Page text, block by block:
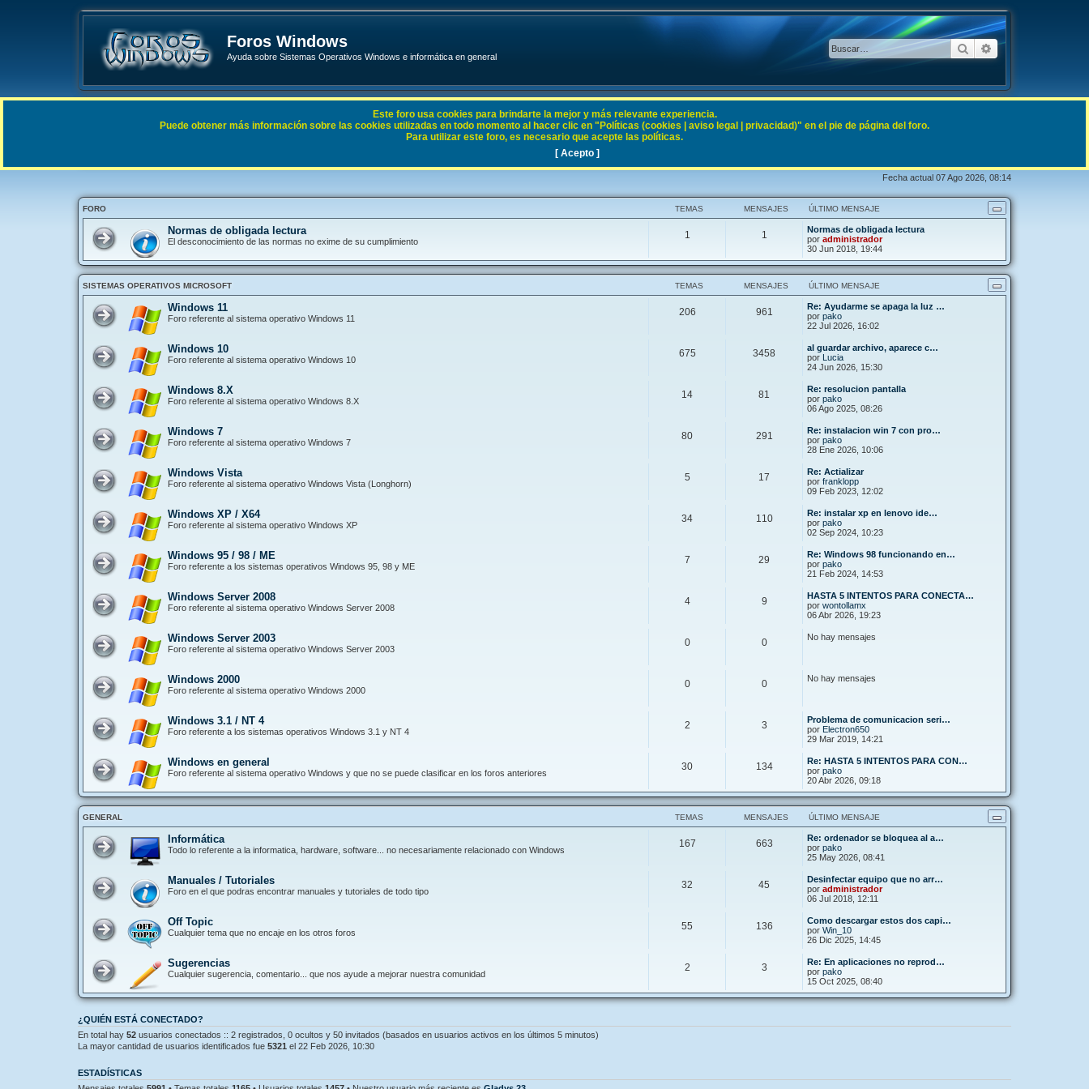
Foros Windows
Ayuda sobre Sistemas Operativos Windows e informática en general
BuscarBúsqueda
Enlaces rápidos FAQ
Fecha actual 07 Ago 2026, 08:14
FORO TEMAS MENSAJES ÚLTIMO MENSAJE
Normas de obligada lectura
El desconocimiento de las normas no exime de su cumplimiento
1 1
Normas de obligada lectura
por administrador
30 Jun 2018, 19:44
SISTEMAS OPERATIVOS MICROSOFT TEMAS MENSAJES ÚLTIMO MENSAJE
Windows 11
Foro referente al sistema operativo Windows 11
206 961
Re: Ayudarme se apaga la luz …
por pako
22 Jul 2026, 16:02
Windows 10
Foro referente al sistema operativo Windows 10
675 3458
al guardar archivo, aparece c…
por Lucia
24 Jun 2026, 15:30
Windows 8.X
Foro referente al sistema operativo Windows 8.X
14 81
Re: resolucion pantalla
por pako
06 Ago 2025, 08:26
Windows 7
Foro referente al sistema operativo Windows 7
80 291
Re: instalacion win 7 con pro…
por pako
28 Ene 2026, 10:06
Windows Vista
Foro referente al sistema operativo Windows Vista (Longhorn)
5 17
Re: Actializar
por franklopp
09 Feb 2023, 12:02
Windows XP / X64
Foro referente al sistema operativo Windows XP
34 110
Re: instalar xp en lenovo ide…
por pako
02 Sep 2024, 10:23
Windows 95 / 98 / ME
Foro referente a los sistemas operativos Windows 95, 98 y ME
7 29
Re: Windows 98 funcionando en…
por pako
21 Feb 2024, 14:53
Windows Server 2008
Foro referente al sistema operativo Windows Server 2008
4 9
HASTA 5 INTENTOS PARA CONECTA…
por wontollamx
06 Abr 2026, 19:23
Windows Server 2003
Foro referente al sistema operativo Windows Server 2003
0 0 No hay mensajes
Windows 2000
Foro referente al sistema operativo Windows 2000
0 0 No hay mensajes
Windows 3.1 / NT 4
Foro referente a los sistemas operativos Windows 3.1 y NT 4
2 3
Problema de comunicacion seri…
por Electron650
29 Mar 2019, 14:21
Windows en general
Foro referente al sistema operativo Windows y que no se puede clasificar en los foros anteriores
30 134
Re: HASTA 5 INTENTOS PARA CON…
por pako
20 Abr 2026, 09:18
GENERAL TEMAS MENSAJES ÚLTIMO MENSAJE
Informática
Todo lo referente a la informatica, hardware, software... no necesariamente relacionado con Windows
167 663
Re: ordenador se bloquea al a…
por pako
25 May 2026, 08:41
Manuales / Tutoriales
Foro en el que podras encontrar manuales y tutoriales de todo tipo
32 45
Desinfectar equipo que no arr…
por administrador
06 Jul 2018, 12:11
Off Topic
Cualquier tema que no encaje en los otros foros
55 136
Como descargar estos dos capi…
por Win_10
26 Dic 2025, 14:45
Sugerencias
Cualquier sugerencia, comentario... que nos ayude a mejorar nuestra comunidad
2 3
Re: En aplicaciones no reprod…
por pako
15 Oct 2025, 08:40
¿QUIÉN ESTÁ CONECTADO?
En total hay 52 usuarios conectados :: 2 registrados, 0 ocultos y 50 invitados (basados en usuarios activos en los últimos 5 minutos)
La mayor cantidad de usuarios identificados fue 5321 el 22 Feb 2026, 10:30
ESTADÍSTICAS
Este foro usa cookies para brindarte la mejor y más relevante experiencia.
Puede obtener más información sobre las cookies utilizadas en todo momento al hacer clic en "Políticas (cookies | aviso legal | privacidad)" en el pie de página del foro.
Para utilizar este foro, es necesario que acepte las políticas.
[ Acepto ]